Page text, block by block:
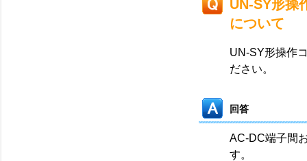
UN-SY形操
について
UN-SY形操作
ださい。
回答
AC-DC端子間
す。